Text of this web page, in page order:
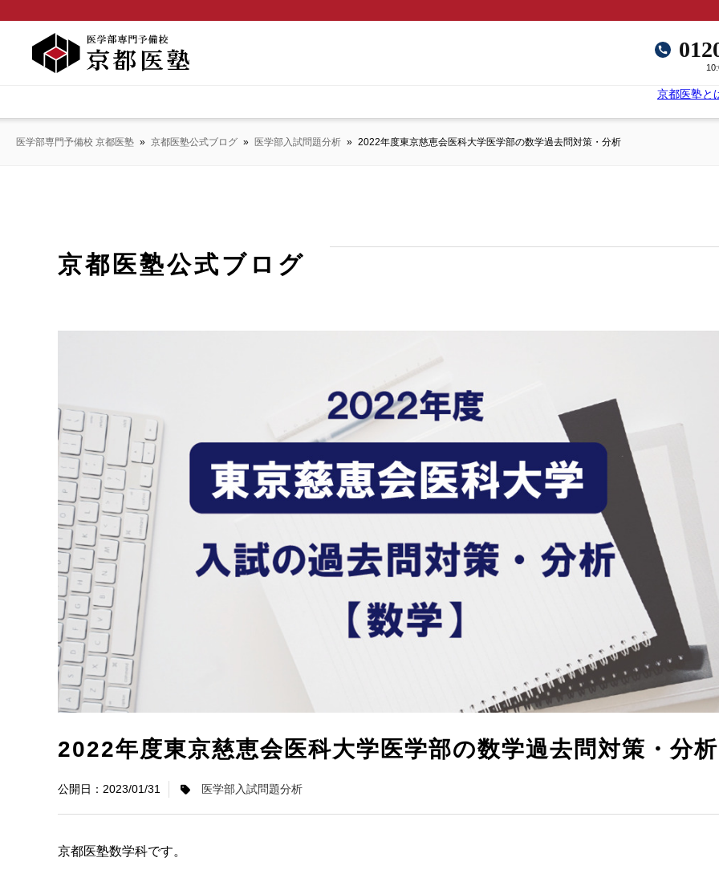
京都医塾と
医学部専門予備校 京都医塾 » 京都医塾公式ブログ » 医学部入試問題分析 » 2022年度東京慈恵会医科大学医学部の数学過去問対策・分析
京都医塾公式ブログ
2022年度東京慈恵会医科大学医学部の数学過去問対策・分析
2023/01/31 医学部入試問題分析
京都医塾数学科です。